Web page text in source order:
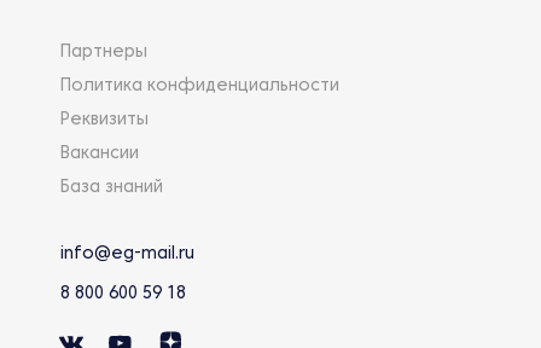
Партнеры
Политика конфиденциальности
Реквизиты
Вакансии
База знаний
info@eg-mail.ru
8 800 600 59 18